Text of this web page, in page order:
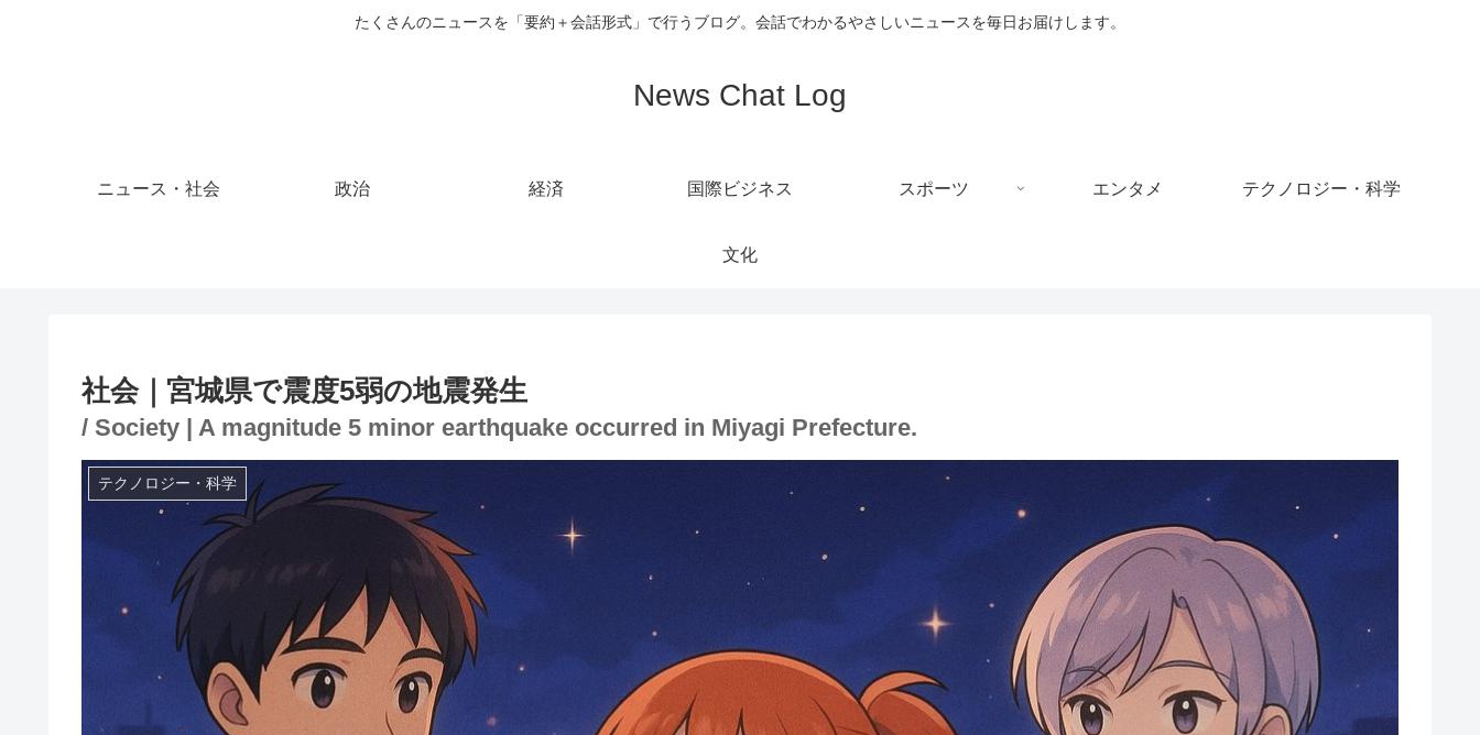
たくさんのニュースを「要約＋会話形式」で行うブログ。会話でわかるやさしいニュースを毎日お届けします。
News Chat Log
ニュース・社会 政治 経済 国際ビジネス スポーツ エンタメ テクノロジー・科学
文化
社会｜宮城県で震度5弱の地震発生
/ Society | A magnitude 5 minor earthquake occurred in Miyagi Prefecture.
テクノロジー・科学